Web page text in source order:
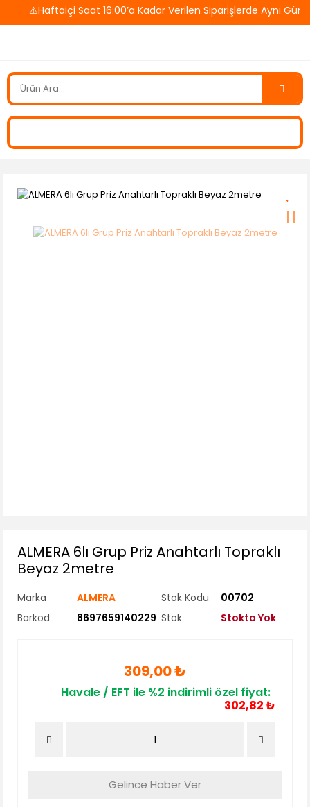
⚠️Haftaiçi Saat 16:00’a Kadar Verilen Siparişlerde Aynı Gün
ALMERA 6lı Grup Priz Anahtarlı Topraklı
Beyaz 2metre
Marka ALMERA Stok Kodu
00702
Barkod
8697659140229 Stok Stokta Yok
309,00 ₺
Havale / EFT ile %2 indirimli özel fiyat:
302,82 ₺
Gelince Haber Ver